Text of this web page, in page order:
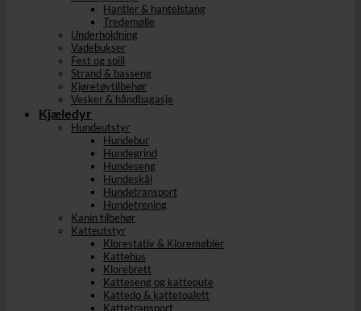
Hantler & hantelstang
Tredemølle
Underholdning
Vadebukser
Fest og spill
Strand & basseng
Kjøretøytilbehør
Vesker & håndbagasje
Kjæledyr
Hundeutstyr
Hundebur
Hundegrind
Hundeseng
Hundeskål
Hundetransport
Hundetrening
Kanin tilbehør
Katteutstyr
Klorestativ & Kloremøbler
Kattehus
Klorebrett
Katteseng og kattepute
Kattedo & kattetoalett
Kattetransport